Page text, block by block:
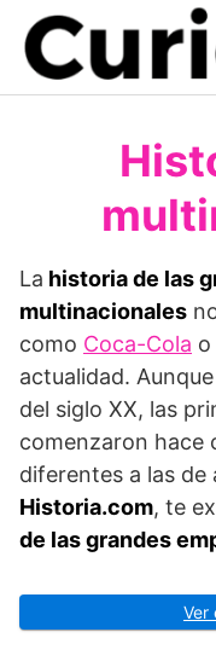
Saltar
contenido
La historia de las
multinacionales
como Coca-Cola o
actualidad.
del siglo XX, las
comenzaron hace
diferentes a las de
Historia.com, te
de las grandes
Ver